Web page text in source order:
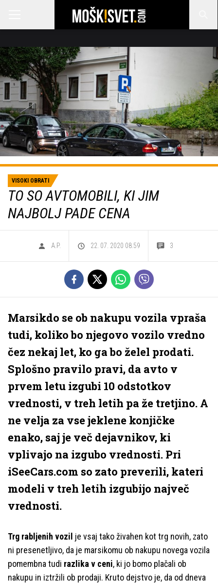
VISOKI OBRATI
TO SO AVTOMOBILI, KI JIM
NAJBOLJ PADE CENA
A.P. 22. 07. 2020 08.59 3
Marsikdo se ob nakupu vozila vpraša
tudi, koliko bo njegovo vozilo vredno
čez nekaj let, ko ga bo želel prodati.
Splošno pravilo pravi, da avto v
prvem letu izgubi 10 odstotkov
vrednosti, v treh letih pa že tretjino. A
ne velja za vse jeklene konjičke
enako, saj je več dejavnikov, ki
vplivajo na izgubo vrednosti. Pri
iSeeCars.com so zato preverili, kateri
modeli v treh letih izgubijo največ
vrednosti.
Trg rabljenih vozil je vsaj tako živahen kot trg novih, zato
ni presenetljivo, da je marsikomu ob nakupu novega vozila
pomembna tudi razlika v ceni, ki jo bomo plačali ob
nakupu in iztržili ob prodaji. Kruto dejstvo je, da od dneva